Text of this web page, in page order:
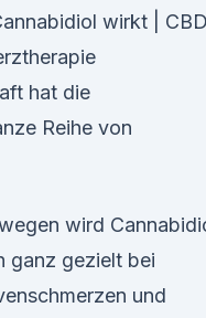
wirkt | CBD
hat die
Reihe von
wird
ganz gezielt bei
und